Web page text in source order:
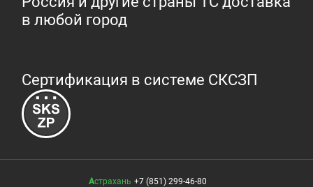
в любой город
Сертификация в системе СКСЗП
Астрахань +7 (851) 299-46-80